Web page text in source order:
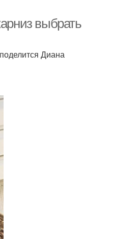
выбрать
Диана